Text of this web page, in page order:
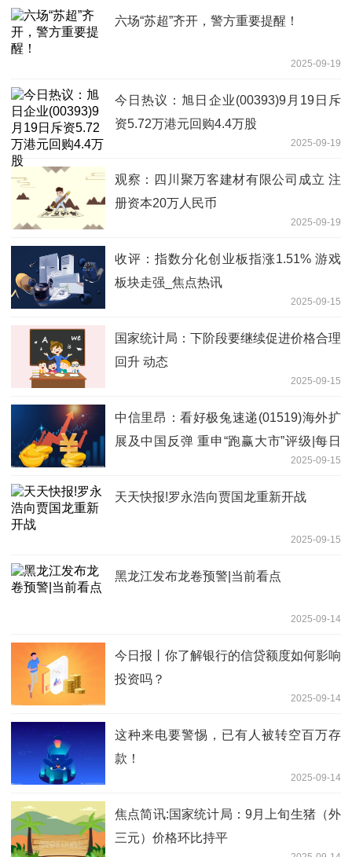
六场“苏超”齐开，警方重要提醒！
2025-09-19
今日热议：旭日企业(00393)9月19日斥
资5.72万港元回购4.4万股
2025-09-19
观察：四川聚万客建材有限公司成立 注
册资本20万人民币
2025-09-19
收评：指数分化创业板指涨1.51% 游戏
板块走强_焦点热讯
2025-09-15
国家统计局：下阶段要继续促进价格合理
回升 动态
2025-09-15
中信里昂：看好极兔速递(01519)海外扩
展及中国反弹 重申“跑赢大市”评级|每日
2025-09-15
天天快报!罗永浩向贾国龙重新开战
2025-09-15
黑龙江发布龙卷预警|当前看点
2025-09-14
今日报丨你了解银行的信贷额度如何影响
投资吗？
2025-09-14
这种来电要警惕，已有人被转空百万存
款！
2025-09-14
焦点简讯:国家统计局：9月上旬生猪（外
三元）价格环比持平